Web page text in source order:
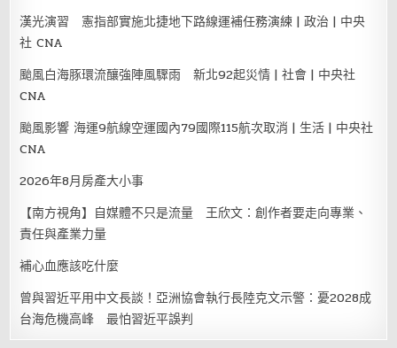
漢光演習 憲指部實施北捷地下路線運補任務演練 | 政治 | 中央
社 CNA
颱風白海豚環流釀強陣風驟雨 新北92起災情 | 社會 | 中央社
CNA
颱風影響 海運9航線空運國內79國際115航次取消 | 生活 | 中央社
CNA
2026年8月房產大小事
【南方視角】自媒體不只是流量 王欣文：創作者要走向專業、
責任與產業力量
補心血應該吃什麼
曾與習近平用中文長談！亞洲協會執行長陸克文示警：憂2028成
台海危機高峰 最怕習近平誤判